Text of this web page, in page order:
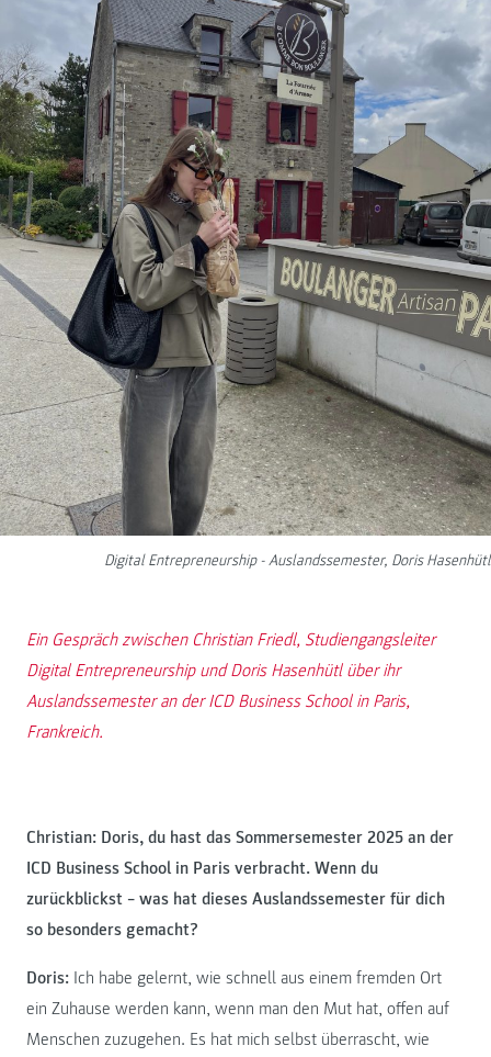
Digital Entrepreneurship - Auslandssemester, Doris Hasenhütl
Ein Gespräch zwischen Christian Friedl, Studiengangsleiter
Digital Entrepreneurship und Doris Hasenhütl über ihr
Auslandssemester an der ICD Business School in Paris,
Frankreich.
Christian: Doris, du hast das Sommersemester 2025 an der
ICD Business School in Paris verbracht. Wenn du
zurückblickst – was hat dieses Auslandssemester für dich
so besonders gemacht?
Doris: Ich habe gelernt, wie schnell aus einem fremden Ort
ein Zuhause werden kann, wenn man den Mut hat, offen auf
Menschen zuzugehen. Es hat mich selbst überrascht, wie